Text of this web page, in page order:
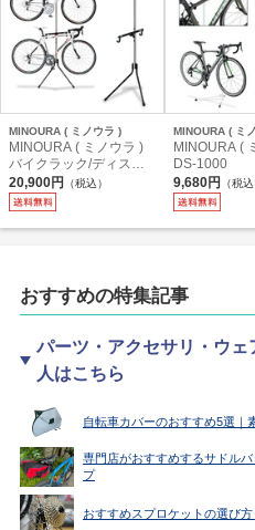
MINOURA ( ミノウラ )
MINOURA ( ミノウラ )
バイクラック/ディスプ
レースタンド グラビテ
ィスタンド 2
20,900円 （税込）
MINOURA ( ミ
MINOURA (
DS-1000
9,680円
（税込
おすすめの特集記事
パーツ・アクセサリ・ウ
人はこちら
自転車カバーのおすすめ5選｜
専門店がおすすめするサドル
プ
おすすめスプロケットの選び